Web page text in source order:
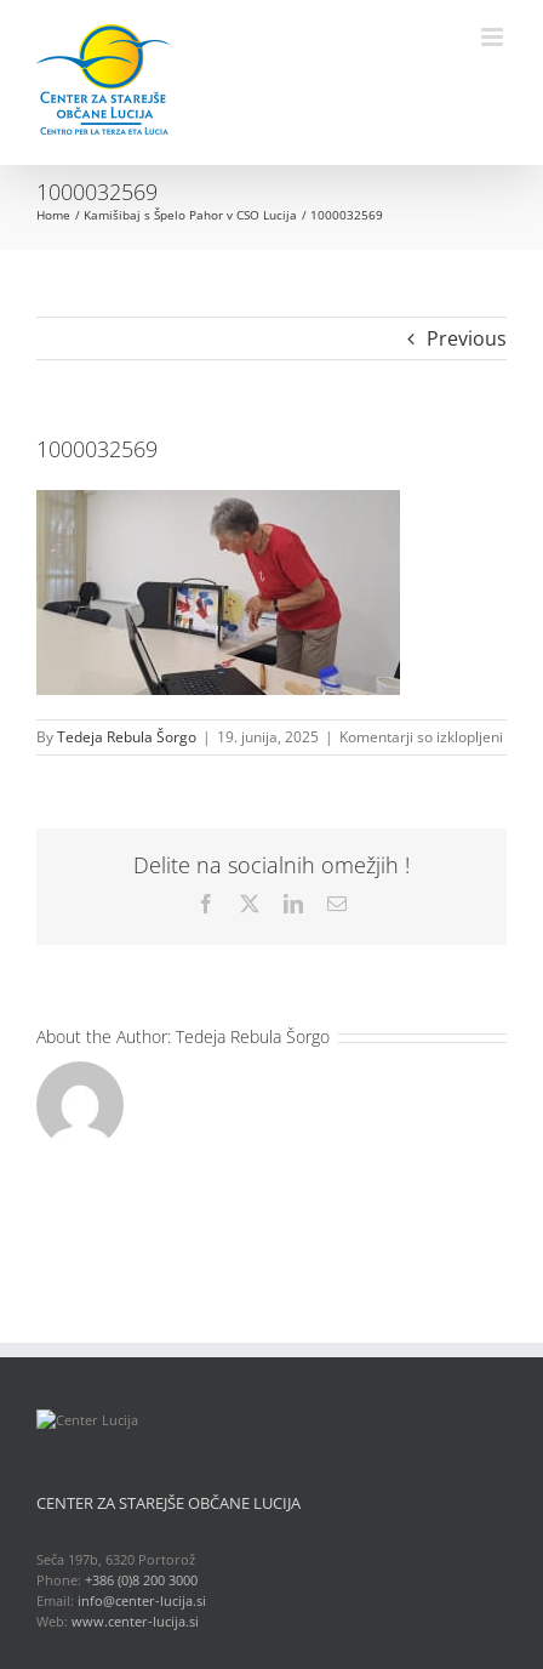
Open toolbar
content
1000032569
Home Kamišibaj s Špelo Pahor v CSO Lucija 1000032569
Previous
1000032569
ByTedeja Rebula Šorgo | 19. junija, 2025 | Komentarji so izklopljeni
Delite na socialnih omežjih !
Facebook LinkedInEmail
About the Author: Tedeja Rebula Šorgo
CENTER ZA STAREJŠE OBČANE LUCIJA
Seča 197b, 6320 Portorož
Phone: +386 (0)8 200 3000
Email: info@center-lucija.si
Web: www.center-lucija.si